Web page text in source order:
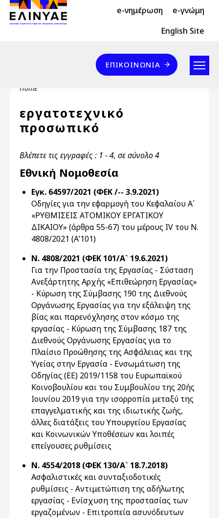
Skip to main content
Header Top 2 e-νημέρωση e-γνώμη
Header Top English Site
Επικοινωνία
ΕΠΙΚΟΙΝΩΝΊΑ
Breadcrumb
Home
εργατοτεχνικό
προσωπικό
Βλέπετε τις εγγραφές : 1 - 4, σε σύνολο 4
Εθνική Νομοθεσία
Εγκ. 64597/2021 (ΦΕΚ /-- 3.9.2021)
Οδηγίες για την εφαρμογή του Κεφαλαίου Α΄
«ΡΥΘΜΙΣΕΙΣ ΑΤΟΜΙΚΟΥ ΕΡΓΑΤΙΚΟΥ
ΔΙΚΑΙΟΥ» (άρθρα 55-67) του μέρους IV του Ν.
4808/2021 (Α’101)
Ν. 4808/2021 (ΦΕΚ 101/Α` 19.6.2021)
Για την Προστασία της Εργασίας - Σύσταση
Ανεξάρτητης Αρχής «Επιθεώρηση Εργασίας»
- Κύρωση της Σύμβασης 190 της Διεθνούς
Οργάνωσης Εργασίας για την εξάλειψη της
βίας και παρενόχλησης στον κόσμο της
εργασίας - Κύρωση της Σύμβασης 187 της
Διεθνούς Οργάνωσης Εργασίας για τo
Πλαίσιο Προώθησης της Ασφάλειας και της
Υγείας στην Εργασία - Ενσωμάτωση της
Οδηγίας (ΕΕ) 2019/1158 του Ευρωπαϊκού
Κοινοβουλίου και του Συμβουλίου της 20ής
Ιουνίου 2019 για την ισορροπία μεταξύ της
επαγγελματικής και της ιδιωτικής ζωής,
άλλες διατάξεις του Υπουργείου Εργασίας
και Κοινωνικών Υποθέσεων και λοιπές
επείγουσες ρυθμίσεις
Ν. 4554/2018 (ΦΕΚ 130/Α` 18.7.2018)
Ασφαλιστικές και συνταξιοδοτικές
ρυθμίσεις - Αντιμετώπιση της αδήλωτης
εργασίας - Ενίσχυση της προστασίας των
εργαζομένων - Επιτροπεία ασυνόδευτων